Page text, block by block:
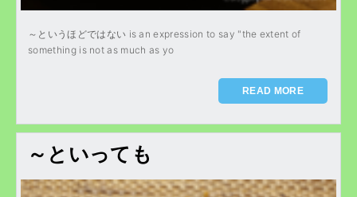
～というほどではない is an expression to say "the extent of
something is not as much as yo
READ MORE
～といっても